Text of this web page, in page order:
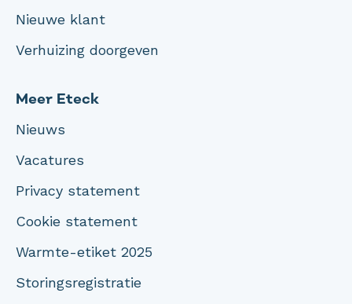
Nieuwe klant
Verhuizing doorgeven
Meer Eteck
Nieuws
Vacatures
Privacy statement
Cookie statement
Warmte-etiket 2025
Storingsregistratie